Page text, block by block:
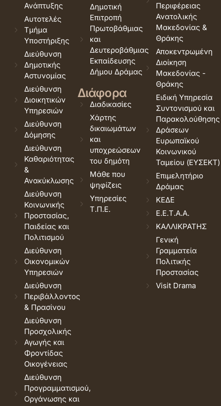
Ανάπτυξης
Αυτοτελές
Τμήμα
Υποστήριξης
Διεύθυνση
Δημοτικής
Αστυνομίας
Διεύθυνση
Διοικητικών
Υπηρεσιών
Διεύθυνση
Δόμησης
Διεύθυνση
Καθαριότητας
&
Ανακύκλωσης
Διεύθυνση
Κοινωνικής
Προστασίας,
Παιδείας και
Πολιτισμού
Διεύθυνση
Οικονομικών
Υπηρεσιών
Διεύθυνση
Περιβάλλοντος
& Πρασίνου
Διεύθυνση
Προσχολικής
Αγωγής και
Φροντίδας
Οικογένειας
Διεύθυνση
Προγραμματισμού,
Οργάνωσης και
Δημοτική
Επιτροπή
Πρωτοβάθμιας
και
Δευτεροβάθμιας
Εκπαίδευσης
Δήμου Δράμας
Διάφορα
Διαδικασίες
Χάρτης
δικαιωμάτων
και
υποχρεώσεων
του δημότη
Μάθε που
ψηφίζεις
Υπηρεσίες
Τ.Π.Ε.
Περιφέρειας
Ανατολικής
Μακεδονίας &
Θράκης
Αποκεντρωμένη
Διοίκηση
Μακεδονίας -
Θράκης
Ειδική Υπηρεσία
Συντονισμού και
Παρακολούθησης
Δράσεων
Ευρωπαϊκού
Κοινωνικού
Ταμείου (ΕΥΣΕΚΤ)
Επιμελητήριο
Δράμας
ΚΕΔΕ
Ε.Ε.Τ.Α.Α.
ΚΑΛΛΙΚΡΑΤΗΣ
Γενική
Γραμματεία
Πολιτικής
Προστασίας
Visit Drama